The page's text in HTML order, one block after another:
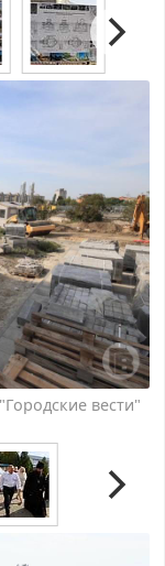
вести"